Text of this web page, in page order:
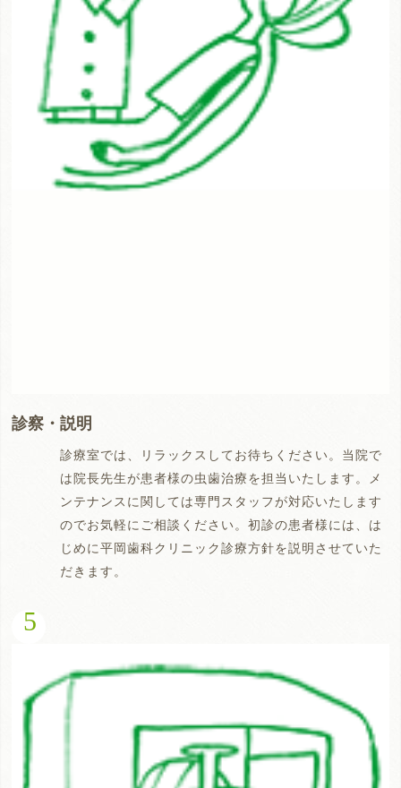
診察・説明
診療室では、リラックスしてお待ちください。当院で
は院長先生が患者様の虫歯治療を担当いたします。メ
ンテナンスに関しては専門スタッフが対応いたします
のでお気軽にご相談ください。初診の患者様には、は
じめに平岡歯科クリニック診療方針を説明させていた
だきます。